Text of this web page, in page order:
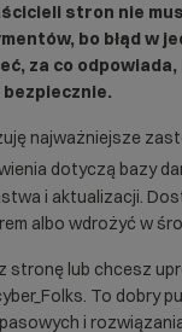
stron nie
bo błąd w
za co
najważniejsze
dotyczą bazy
i aktualizacji.
albo wdrożyć w
stronę lub chcesz
. To dobry
i